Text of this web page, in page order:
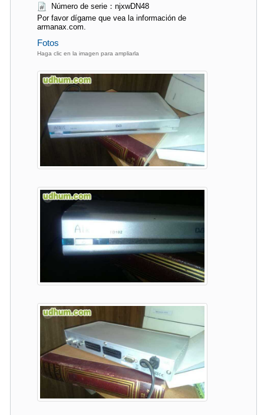
Número de serie：njxwDN48
Por favor dígame que vea la información de
armanax.com.
Fotos
Haga clic en la imagen para ampliarla